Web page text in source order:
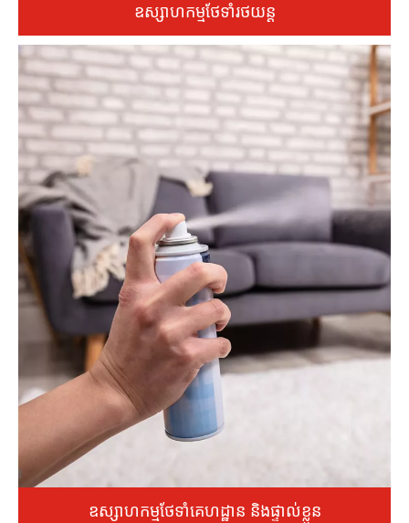
បន្ទាត់បំពេញល្បឿនលឿនសម្រាប់ផលិតផលរួមមាន ក្រមួនរថយន្ត ថ្នាំ
សម្អាតសំបកកង់ និងថ្នាំបាញ់ថែទាំខាងក្នុង។ បរិក្ខាររួមបញ្ចូលនូវបច្ចេកវិជ្ជា
បំពេញឧស្ម័នអសកម្ម ដើម្បីពង្រីកអាយុកាលធ្នើផលិតផល បង្កើនការ
ប្រកួតប្រជែងម៉ាកយីហោនៅលើទីផ្សារ។
ឧស្សាហកម្មថែទាំរថយន្ត
ឧស្សាហកម្មថែទាំគេហដ្ឋាន និងផ្ទាល់ខ្លួន